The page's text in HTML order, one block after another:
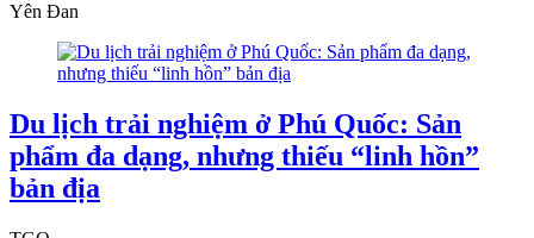
Yên Đan
Du lịch trải nghiệm ở Phú Quốc: Sản
phẩm đa dạng, nhưng thiếu “linh hồn”
bản địa